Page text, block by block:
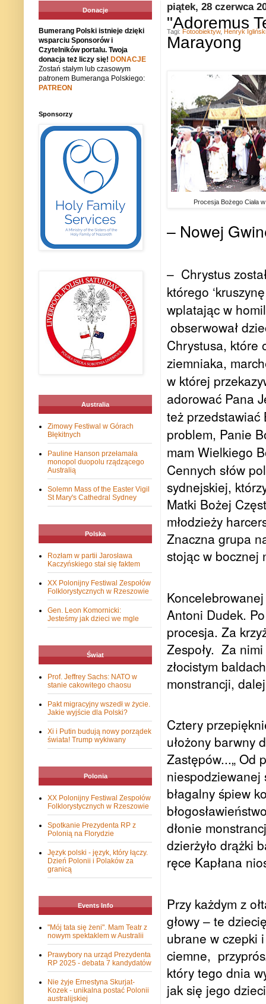
piątek, 28 czerwca
"Adoremus
Marayong
Procesja Bożego Ciała
– Nowej
– Chrystus
którego
wplatając w
obserwował
Chrystusa, które
ziemniaka,
w której
adorować Pana
też przedstawiać
problem, Panie
mam Wielkiego
Cennych słów
sydnejskiej,
Matki Bożej
młodzieży
Znaczna grupa
stojąc w bocznej
Antoni Dudek.
procesja. Za
Zespoły. Za
złocistym
monstrancji,
Cztery
ułożony barwny
Zastępów...„ Od
niespodziewanej
błagalny śpiew
dłonie
dzierżyło drążki
ręce Kapłana
Przy każdym z
głowy – te
ubrane w czepki
ciemne,
który tego dnia
jak się jego
Tagi: Fotoobiektyw, Henryk Igliński
Donacje
Bumerang Polski istnieje dzięki
wsparciu Sponsorów i
Czytelników portalu. Twoja
donacja też liczy się! DONACJE
Zostań stałym lub czasowym
patronem Bumeranga Polskiego:
PATREON
Sponsorzy
Australia
Zimowy Festiwal w Górach
Błękitnych
Pauline Hanson przełamała
monopol duopolu rządzącego
Australią
Solemn Mass of the Easter Vigil
St Mary's Cathedral Sydney
Polska
Rozłam w partii Jarosława
Kaczyńskiego stał się faktem
XX Polonijny Festiwal Zespołów
Folklorystycznych w Rzeszowie
Gen. Leon Komornicki:
Jesteśmy jak dzieci we mgle
Świat
Prof. Jeffrey Sachs: NATO w
stanie cakowitego chaosu
Pakt migracyjny wszedł w życie.
Jakie wyjście dla Polski?
Xi i Putin budują nowy porządek
świata! Trump wykiwany
Polonia
XX Polonijny Festiwal Zespołów
Folklorystycznych w Rzeszowie
Spotkanie Prezydenta RP z
Polonią na Florydzie
Język polski - język, który łączy.
Dzień Polonii i Polaków za
granicą
Events Info
"Mój tata się żeni". Mam Teatr z
nowym spektaklem w Australii
Prawybory na urząd Prezydenta
RP 2025 - debata 7 kandydatów
Nie żyje Ernestyna Skurjat-
Kozek - unikalna postać Polonii
australijskiej